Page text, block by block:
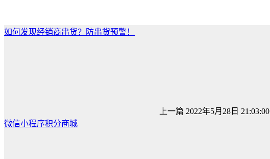
如何发现经销商串货？防串货预警！
上一篇 2022年5月28日 21:03:00
微信小程序积分商城